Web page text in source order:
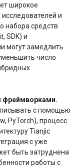
широкое
и
набора средств
SDK) и
могут замедлить
число
с помощью
PyTorch), процесс
Tianjic
с уже
быть затруднена
работы с